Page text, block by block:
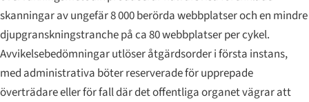
skanningar av ungefär 8 000 berörda webbplatser och en mindre
djupgranskningstranche på ca 80 webbplatser per cykel.
Avvikelsebedömningar utlöser åtgärdsorder i första instans,
med administrativa böter reserverade för upprepade
överträdare eller för fall där det offentliga organet vägrar att